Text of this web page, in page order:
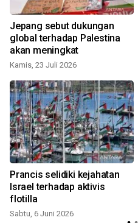
Jepang sebut dukungan
global terhadap Palestina
akan meningkat
Kamis, 23 Juli 2026
Prancis selidiki kejahatan
Israel terhadap aktivis
flotilla
Sabtu, 6 Juni 2026